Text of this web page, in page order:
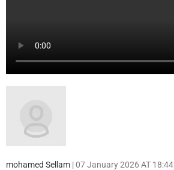
mohamed Sellam |07 January 2026 AT 18:44